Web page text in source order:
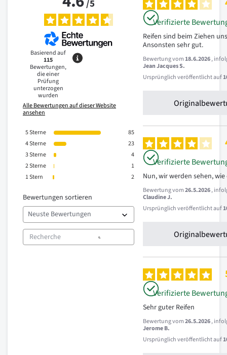
/5
Basierend auf
115
Bewertungen,
die einer
Prüfung
unterzogen
wurden
Alle Bewertungen auf dieser Website
ansehen
5Sterne
85
4Sterne
23
3Sterne
4
2Sterne
1
1Stern 2
Bewertungen sortieren
Verifizierte
Reifen sind beim Ziehen
Ansonsten sehr gut.
Bewertung vom18.6.2026,
Jean Jacques S.
Ursprünglich veröffentlicht auf
Verifizierte
Nun, wir werden sehen,
Bewertung vom26.5.2026,
Claudine J.
Ursprünglich veröffentlicht auf
Verifizierte
Sehr guter Reifen
Bewertung vom26.5.2026,
Jerome B.
Ursprünglich veröffentlicht auf